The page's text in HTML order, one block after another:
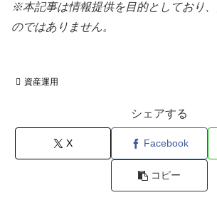
※本記事は情報提供を目的としており
のではありません。
資産運用
シェアする
X Facebook
コピー